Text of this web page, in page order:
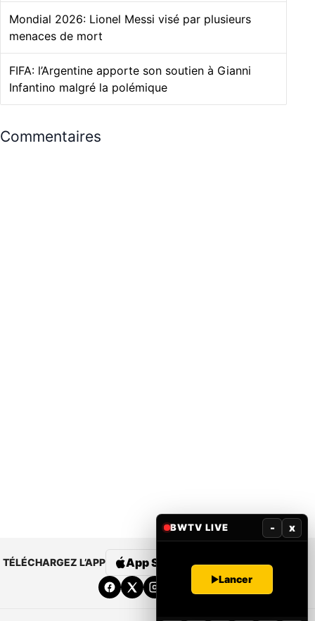
Mondial 2026: Lionel Messi visé par plusieurs
menaces de mort
FIFA: l’Argentine apporte son soutien à Gianni
Infantino malgré la polémique
Commentaires
TÉLÉCHARGEZ L’APP App Store Google Play
BWTV LIVE - x
Lancer